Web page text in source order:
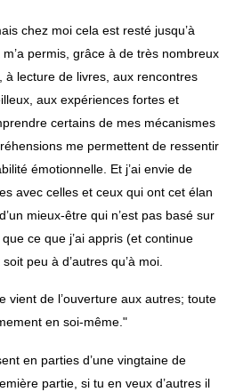
chez moi cela est resté jusqu’à
permis, grâce à de très nombreux
à lecture de livres, aux rencontres
aux expériences fortes et
certains de mes mécanismes
me permettent de ressentir
émotionnelle. Et j’ai envie de
avec celles et ceux qui ont cet élan
mieux-être qui n’est pas basé sur
que ce que j’ai appris (et continue
peu à d’autres qu’à moi.
vient de l’ouverture aux autres; toute
en soi-même."
en parties d’une vingtaine de
partie, si tu en veux d’autres il